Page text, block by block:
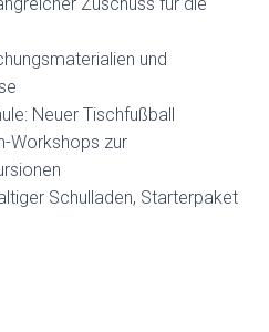
und
Neuer Tischfußball
Workshops zur
Schulladen, Starterpaket